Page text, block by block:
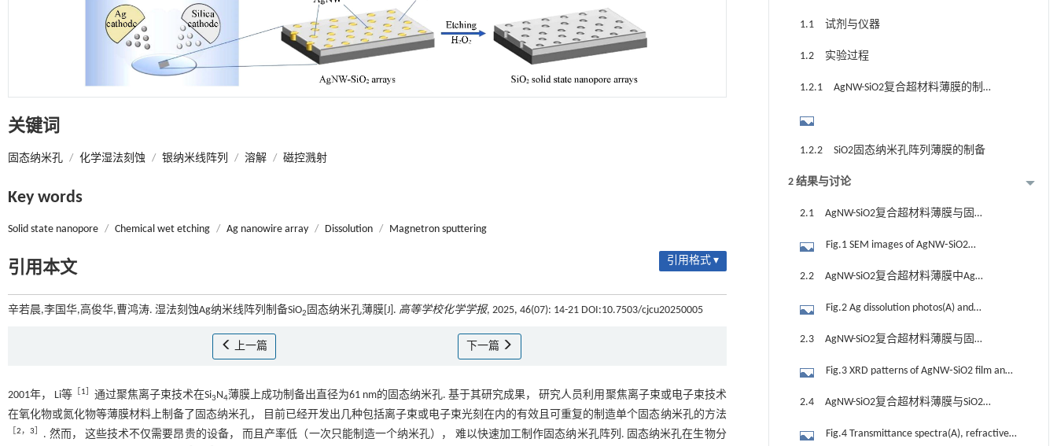
关键词
固态纳米孔 / 化学湿法刻蚀 / 银纳米线阵列 / 溶解 / 磁控溅射
Key words
Solid state nanopore / Chemical wet etching / Ag nanowire array / Dissolution / Magnetron sputtering
引用本文 引用格式 ▾
辛若晨,李国华,高俊华,曹鸿涛. 湿法刻蚀Ag纳米线阵列制备SiO2 固态纳米孔薄膜[J]. 高等学校化学学报, 2025, 46(07): 14-21 DOI:10.7503/cjcu20250005
上一篇 下一篇
2001年， Li等 1 ］通过聚焦离子束技术在Si3N4薄膜上成功制备出直径为61 nm的固态纳米孔. 基于其研究成果， 研究人员利用聚焦离子束或电子束技术
在氧化物或氮化物等薄膜材料上制备了固态纳米孔， 目前已经开发出几种包括离子束或电子束光刻在内的有效且可重复的制造单个固态纳米孔的方法
［2，3
. 然而， 这些技术不仅需要昂贵的设备， 而且产率低（一次只能制造一个纳米孔）， 难以快速加工制作固态纳米孔阵列. 固态纳米孔在生物分
1.1 试剂与仪器
1.2 实验过程
1.2.1 AgNW-SiO2复合超材料薄膜的制
1.2.2 SiO2固态纳米孔阵列薄膜的制备
2 结果与讨论
2.1 AgNW-SiO2复合超材料薄膜与固态
Fig.1 SEM images of AgNW⁃SiO2
statistical diameter distribution of AgNW(C)
and SiO2 solid state nanopores(D) in
2.2 AgNW-SiO2复合超材料薄膜中Ag溶
Fig.2 Ag dissolution photos(A) and
2.3 AgNW-SiO2复合超材料薄膜与固态
Fig.3 XRD patterns of AgNW⁃SiO2 film and
in H2O2 solution(B)
2.4 AgNW-SiO2复合超材料薄膜与SiO2
Fig.4 Transmittance spectra(A), refractive